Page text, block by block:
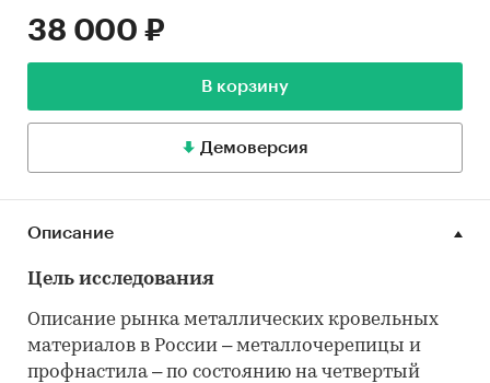
38 000 ₽
В корзину
Демоверсия
Описание
Цель исследования
Описание рынка металлических кровельных
материалов в России – металлочерепицы и
профнастила – по состоянию на четвертый